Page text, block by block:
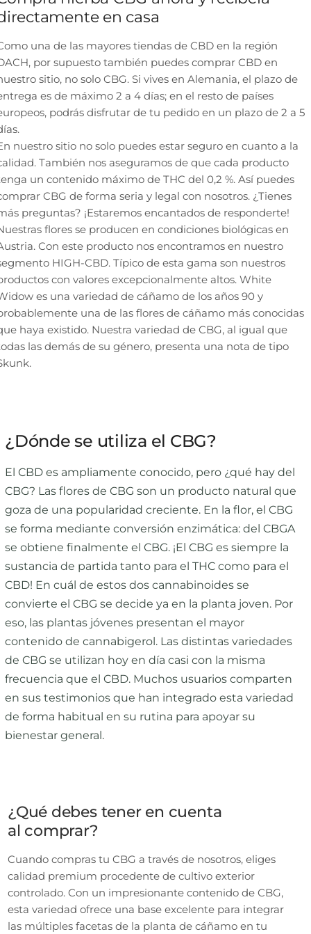
en casa
una de las mayores tiendas de CBD en la región
por supuesto también puedes comprar CBD en
sitio, no solo CBG. Si vives en Alemania, el plazo de
es de máximo 2 a 4 días; en el resto de países
podrás disfrutar de tu pedido en un plazo de 2 a 5
nuestro sitio no solo puedes estar seguro en cuanto a la
También nos aseguramos de que cada producto
un contenido máximo de THC del 0,2 %. Así puedes
CBG de forma seria y legal con nosotros. ¿Tienes
preguntas? ¡Estaremos encantados de responderte!
flores se producen en condiciones biológicas en
Con este producto nos encontramos en nuestro
HIGH-CBD. Típico de esta gama son nuestros
con valores excepcionalmente altos. White
es una variedad de cáñamo de los años 90 y
una de las flores de cáñamo más conocidas
haya existido. Nuestra variedad de CBG, al igual que
las demás de su género, presenta una nota de tipo
¿Dónde se utiliza el CBG?
El CBD es ampliamente conocido, pero ¿qué hay del
CBG? Las flores de CBG son un producto natural que
goza de una popularidad creciente. En la flor, el CBG
se forma mediante conversión enzimática: del CBGA
se obtiene finalmente el CBG. ¡El CBG es siempre la
sustancia de partida tanto para el THC como para el
CBD! En cuál de estos dos cannabinoides se
convierte el CBG se decide ya en la planta joven. Por
eso, las plantas jóvenes presentan el mayor
contenido de cannabigerol. Las distintas variedades
de CBG se utilizan hoy en día casi con la misma
frecuencia que el CBD. Muchos usuarios comparten
en sus testimonios que han integrado esta variedad
de forma habitual en su rutina para apoyar su
bienestar general.
¿Qué debes tener en cuenta
al comprar?
Cuando compras tu CBG a través de nosotros, eliges
calidad premium procedente de cultivo exterior
controlado. Con un impresionante contenido de CBG,
esta variedad ofrece una base excelente para integrar
las múltiples facetas de la planta de cáñamo en tu